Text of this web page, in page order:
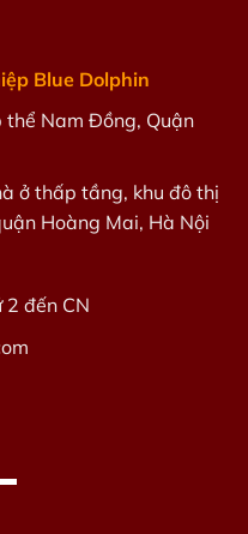
Blue Dolphin
thể Nam Đồng, Quận
ở thấp tầng, khu đô thị
Hoàng Mai, Hà Nội
đến CN